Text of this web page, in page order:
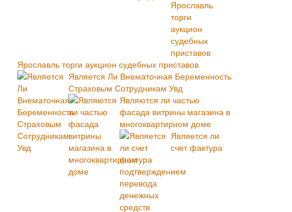
Ярославль торги аукцион судебных приставов
Является Ли Внематочная Беременность
Страховым Сотрудникам Увд
Являются ли частью
фасада витрины магазина в
многоквартирном доме
Является ли
счет фактура